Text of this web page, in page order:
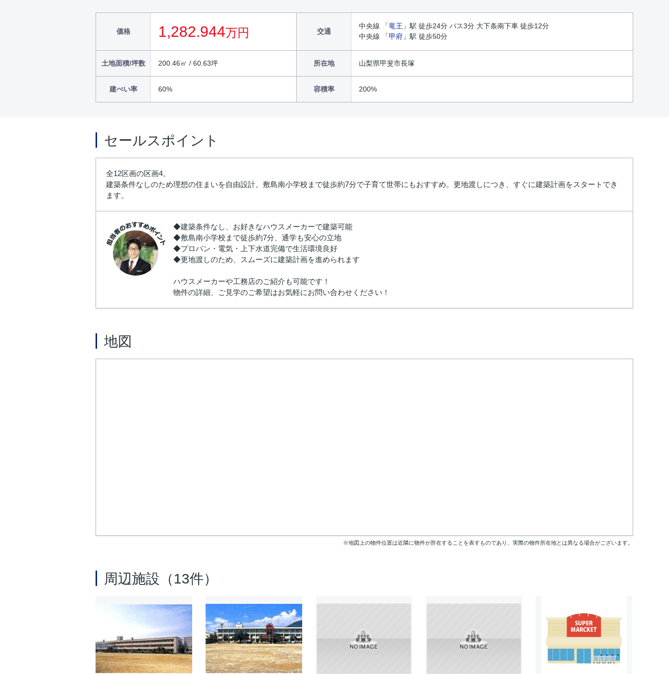
価格 1,282.944万円 交通
中央線 「竜王 」駅 徒歩24分 バス3分 大下条南下車 徒歩12分
中央線 「甲府 」駅 徒歩50分
土地面積/坪数 200.46㎡ / 60.63坪 所在地 山梨県甲斐市長塚
建ぺい率 60% 容積率 200%
セールスポイント
全12区画の区画4。
建築条件なしのため理想の住まいを自由設計。敷島南小学校まで徒歩約7分で子育て世帯にもおすすめ。更地渡しにつき、すぐに建築計画をスタートでき
ます。
◆建築条件なし、お好きなハウスメーカーで建築可能
◆敷島南小学校まで徒歩約7分、通学も安心の立地
◆プロパン・電気・上下水道完備で生活環境良好
◆更地渡しのため、スムーズに建築計画を進められます
ハウスメーカーや工務店のご紹介も可能です！
物件の詳細、ご見学のご希望はお気軽にお問い合わせください！
地図
※地図上の物件位置は近隣に物件が所在することを表すものであり、実際の物件所在地とは異なる場合がございます。
周辺施設（13件）